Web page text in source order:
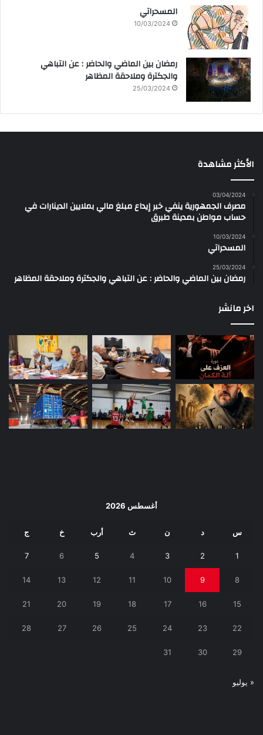
المسحراتي
10/03/2024
رمضان بين الماضي والحاضر : عن التباهي
والجكترة وملاحقة المظاهر
25/03/2024
الأكثر مشاهدة
03/04/2024
مصرف الجمهورية ينفي خبر إيداع مبلغ مالي بملايين الدينارات في
حساب مواطن بمدينة طبرق
10/03/2024
المسحراتي
25/03/2024
رمضان بين الماضي والحاضر : عن التباهي والجكترة وملاحقة المظاهر
اخر مانشر
أغسطس 2026
س د ن ث أرب خ ج
1
2
3
4
5
6
7
8
9
10
11
12
13
14
15
16
17
18
19
20
21
22
23
24
25
26
27
28
29
30
31
« يوليو